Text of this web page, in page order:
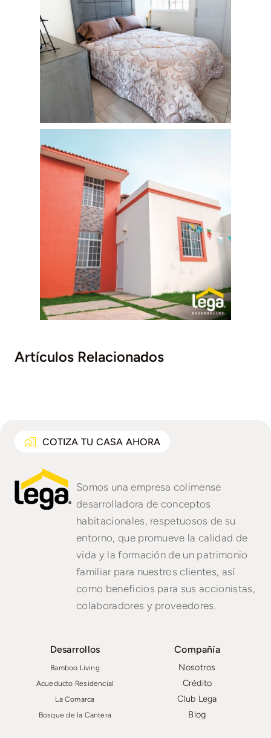
Artículos Relacionados
COTIZA TU CASA AHORA
Somos una empresa colimense
desarrolladora de conceptos
habitacionales, respetuosos de su
entorno, que promueve la calidad de
vida y la formación de un patrimonio
familiar para nuestros clientes, así
como beneficios para sus accionistas,
colaboradores y proveedores.
Compañía
Nosotros
Crédito
Club Lega
Blog
Desarrollos
Bamboo Living
Acueducto Residencial
La Comarca
Bosque de la Cantera